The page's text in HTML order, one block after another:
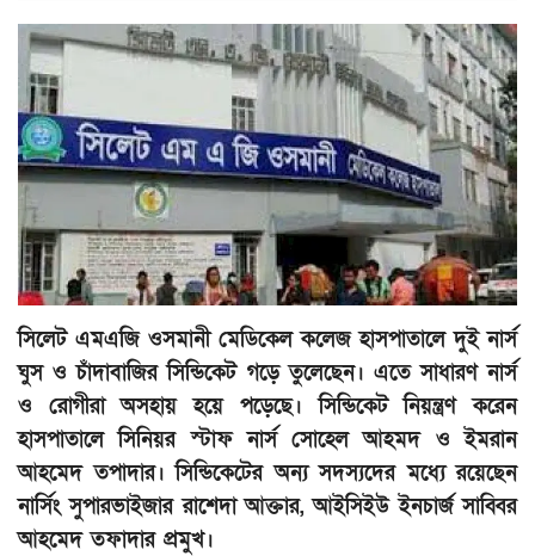
আন্তর্জাতিক
রাজনীতি
সিলেট বিভাগ
এক্সক্লুসিভ
মুক্তমত
প্রবাস
সংবাদ বিজ্ঞপ্তি
সাহিত্য
প্রযুক্তি
সিলেট এমএজি ওসমানী মেডিকেল কলেজ হাসপাতালে দুই নার্স
ঘুস ও চাঁদাবাজির সিন্ডিকেট গড়ে তুলেছেন। এতে সাধারণ নার্স
ও রোগীরা অসহায় হয়ে পড়েছে। সিন্ডিকেট নিয়ন্ত্রণ করেন
হাসপাতালে সিনিয়র স্টাফ নার্স সোহেল আহমদ ও ইমরান
আহমেদ তপাদার। সিন্ডিকেটের অন্য সদস্যদের মধ্যে রয়েছেন
নার্সিং সুপারভাইজার রাশেদা আক্তার, আইসিইউ ইনচার্জ সাব্বির
আহমেদ তফাদার প্রমুখ।